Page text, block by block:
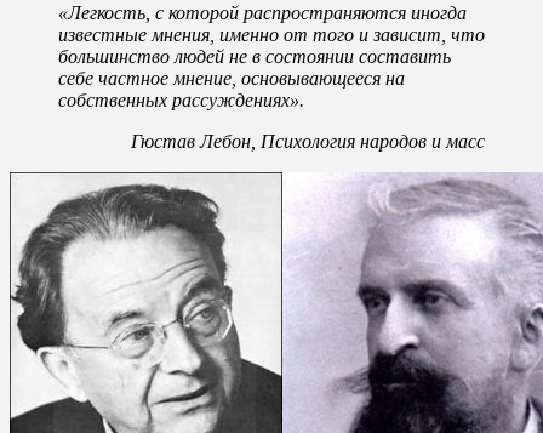
«Легкость, с которой распространяются иногда
известные мнения, именно от того и зависит, что
большинство людей не в состоянии составить
себе частное мнение, основывающееся на
собственных рассуждениях».
Гюстав Лебон, Психология народов и масс